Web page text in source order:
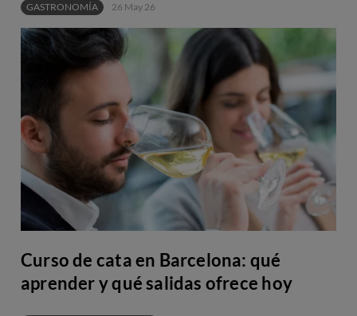
GASTRONOMÍA 26 May 26
Curso de cata en Barcelona: qué
aprender y qué salidas ofrece hoy